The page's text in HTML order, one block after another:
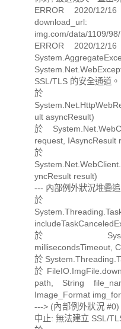
ERROR 2020/12/
img.com/data/1109/
ERROR 2020/12/
SSL/TLS 的安全通道。
於
ult asyncResult)
於
request, IAsyncResult
於
yncResult result)
--- 內部例外狀況堆疊
於
於
millisecondsTimeout,
於
於
path, String
Image_Format
---> (內部例外狀況
中止: 無法建立 SSL/